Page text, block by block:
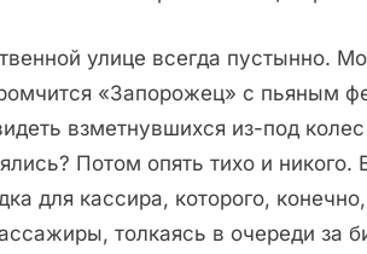
улице всегда пустынно.
«Запорожец» с пьяным
взметнувшихся из-под
Потом опять тихо и
для кассира, которого,
толкаясь в очереди за